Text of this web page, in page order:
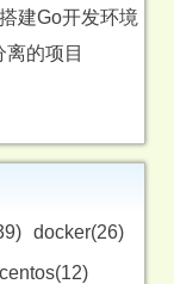
建Go开发环境
的项目
docker(26)
centos(12)